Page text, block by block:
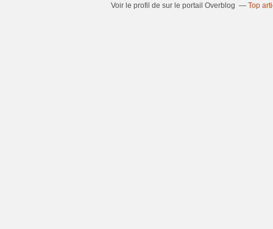
Voir le profil de sur le portail Overblog Top